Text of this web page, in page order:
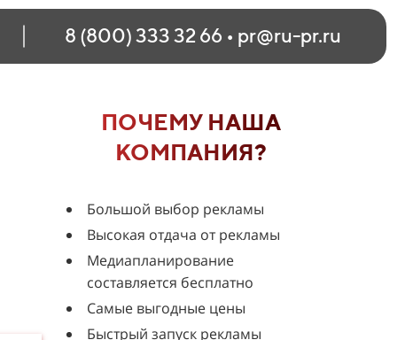
8 (800) 333 32 66 • pr@ru-pr.ru
ПОЧЕМУ НАША
КОМПАНИЯ?
Большой выбор рекламы
Высокая отдача от рекламы
Медиапланирование
составляется бесплатно
Самые выгодные цены
Быстрый запуск рекламы